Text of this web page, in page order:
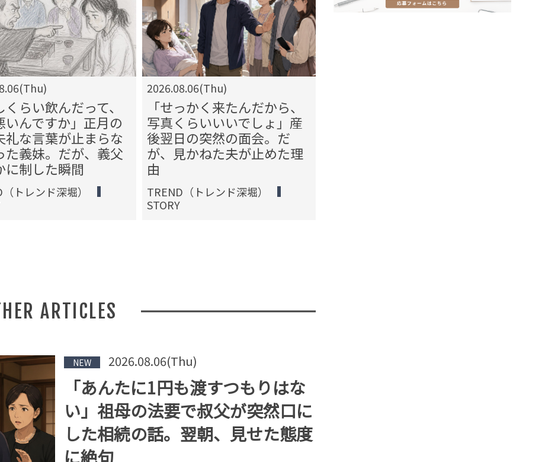
くらい飲んだって、
いんですか」正月の
礼な言葉が止まらな
た義妹。だが、義父
に制した瞬間
トレンド深堀）
2026.08.06(Thu)
「せっかく来たんだから、
写真くらいいいでしょ」産
後翌日の突然の面会。だ
が、見かねた夫が止めた理
由
TREND（トレンド深堀）
STORY
ARTICLES
NEW 2026.08.06(Thu)
「あんたに1円も渡すつもりはな
い」祖母の法要で叔父が突然口に
した相続の話。翌朝、見せた態度
に絶句